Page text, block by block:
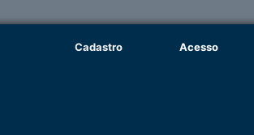
Cadastro Acesso